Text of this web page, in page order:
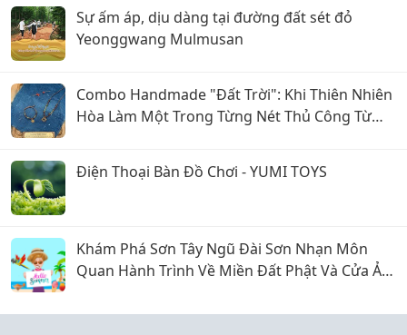
Sự ấm áp, dịu dàng tại đường đất sét đỏ
Yeonggwang Mulmusan
Combo Handmade "Đất Trời": Khi Thiên Nhiên
Hòa Làm Một Trong Từng Nét Thủ Công Từ
Điện Thoại Bàn Đồ Chơi - YUMI TOYS
Khám Phá Sơn Tây Ngũ Đài Sơn Nhạn Môn
Quan Hành Trình Về Miền Đất Phật Và Cửa Ải